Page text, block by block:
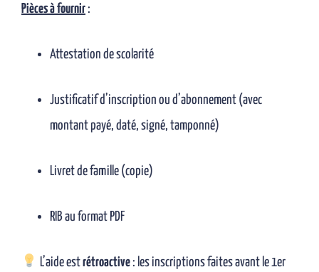
Pièces à fournir:
Attestation de scolarité
Justificatif d’inscription ou d’abonnement (avec
montant payé, daté, signé, tamponné)
Livret de famille (copie)
RIB au format PDF
L’aide estrétroactive: les inscriptions faites avant le 1er